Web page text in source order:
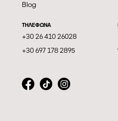
Blog
ΤΗΛΕΦΩΝΑ
+30 26 410 26028
+30 697 178 2895